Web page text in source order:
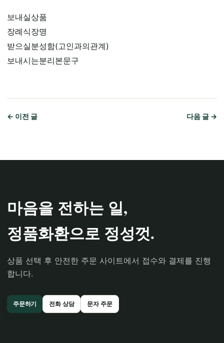
보내실상품
장례식장명
받으실분성함(고인과의관계)
보내시는분리본문구
← 이전 글 다음 글 →
마음을 전하는 일,
정품화환으로 정성껏.
상품 선택 후 안전한 주문 사이트에서 접수와 결제를 진행
합니다.
주문하기 전화 상담 문자 주문